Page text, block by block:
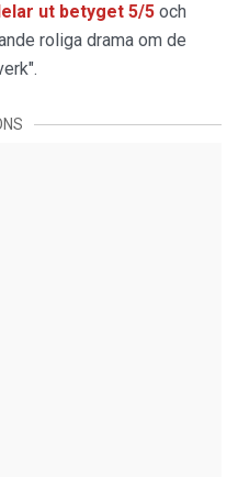
ut betyget 5/5 och
roliga drama om de